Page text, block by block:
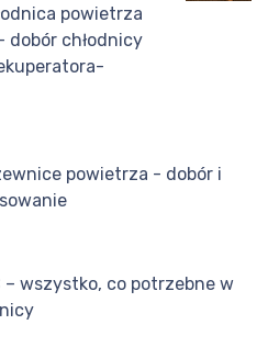
powietrza
dobór chłodnicy
powietrza - dobór i
– wszystko, co potrzebne w